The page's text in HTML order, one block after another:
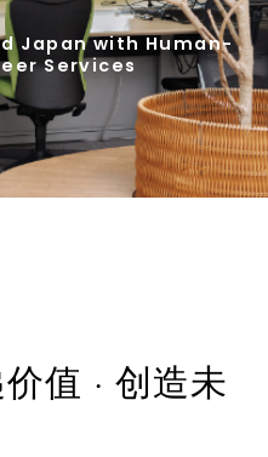
Japan with Human-
Services
值 · 创造未